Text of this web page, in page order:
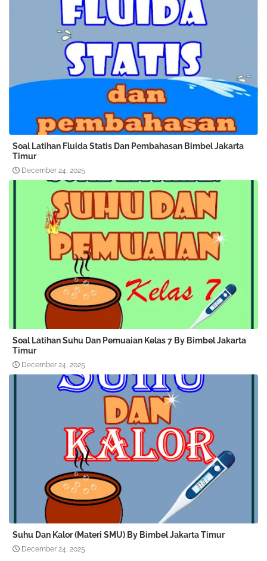
Soal Latihan Fluida Statis Dan Pembahasan Bimbel Jakarta
Timur
December 24, 2025
Soal Latihan Suhu Dan Pemuaian Kelas 7 By Bimbel Jakarta
Timur
December 24, 2025
Suhu Dan Kalor (Materi SMU) By Bimbel Jakarta Timur
December 24, 2025